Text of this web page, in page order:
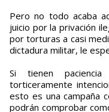
Pero no todo acaba
juicio por la privación
por torturas a casi
dictadura militar, le
Si tienen
torticeramente
esto es una campaña
podrán comprobar